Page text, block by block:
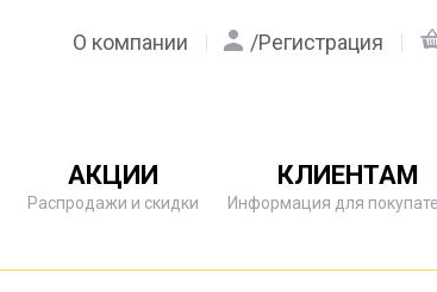
О компании /Регистрация
АКЦИИ
Распродажи и скидки
КЛИЕНТАМ
Информация для